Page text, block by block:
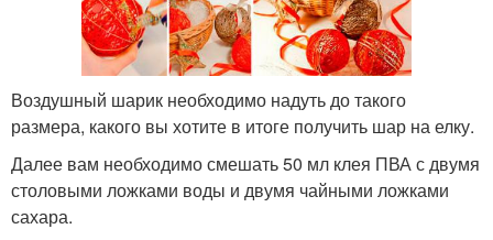
Воздушный шарик необходимо надуть до такого
размера, какого вы хотите в итоге получить шар на елку.
Далее вам необходимо смешать 50 мл клея ПВА с двумя
столовыми ложками воды и двумя чайными ложками
сахара.